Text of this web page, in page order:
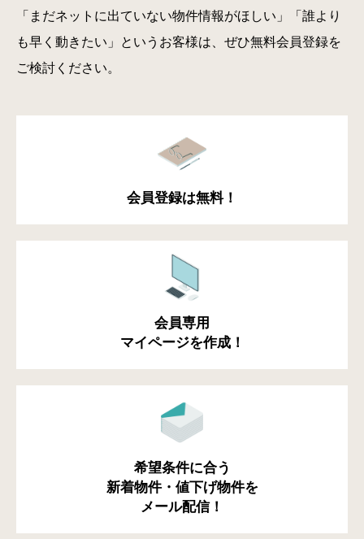
「まだネットに出ていない物件情報がほしい」「誰より
も早く動きたい」というお客様は、ぜひ無料会員登録を
ご検討ください。
会員登録は無料！
会員専用
マイページを作成！
希望条件に合う
新着物件・値下げ物件を
メール配信！